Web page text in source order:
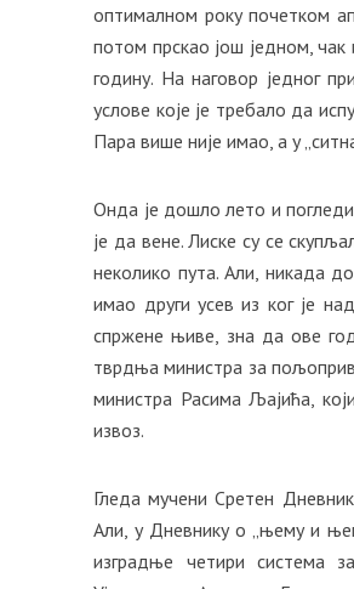
оптималном року почетком
потом прскао још једном,
годину. На наговор једног
услове које је требало да
Пара више није имао, а у
Онда је дошло лето и
је да вене. Лиске су се
неколико пута. Али, никада
имао други усев из ког је
спржене њиве, зна да ове
тврдња министра за
министра Расима Љајића,
извоз.
Гледа мучени Сретен
Али, у Дневнику о „њему и
изградње четири система